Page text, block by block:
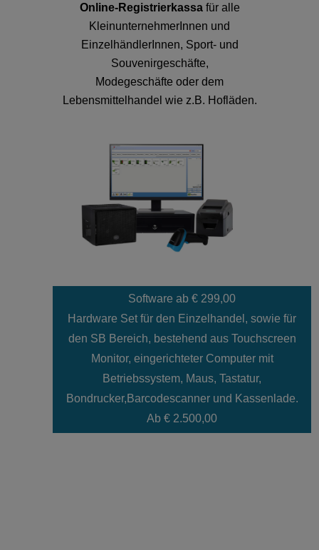
Online-Registrierkassafür alle
KleinunternehmerInnen und
EinzelhändlerInnen, Sport- und
Souvenirgeschäfte,
Modegeschäfte oder dem
Lebensmittelhandel wie z.B. Hofläden.
Software ab € 299,00
Hardware Set für den Einzelhandel, sowie für
den SB Bereich, bestehend aus Touchscreen
Monitor, eingerichteter Computer mit
Betriebssystem, Maus, Tastatur,
Bondrucker,Barcodescanner und Kassenlade.
Ab € 2.500,00